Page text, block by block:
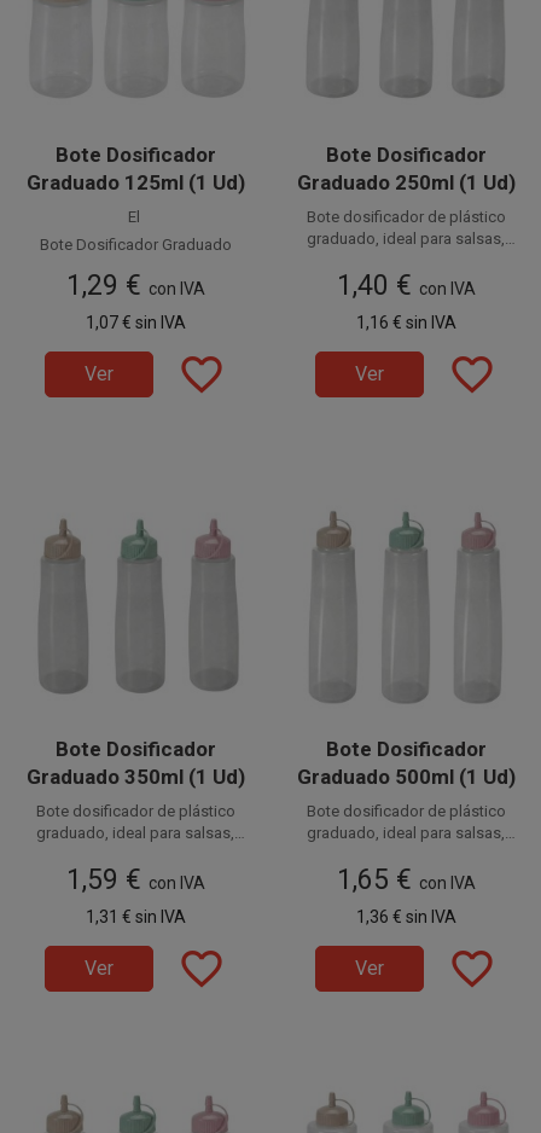
Bote Dosificador
Graduado 125ml (1 Ud)
El
Bote Dosificador Graduado
es el accesorio perfecto para
decorar platos y servir salsas
con precisión y elegancia.
1,29 € con IVA
1,07 € sin IVA
Ver favorite_border
Bote Dosificador
Graduado 250ml (1 Ud)
Bote dosificador de plástico
graduado, ideal para salsas,
.
capacidad de 250ml.
1,40 € con IVA
1,16 € sin IVA
Ver favorite_border
Bote Dosificador
Graduado 350ml (1 Ud)
Bote dosificador de plástico
graduado, ideal para salsas,
.
capacidad de 350ml.
1,59 € con IVA
1,31 € sin IVA
Ver favorite_border
Bote Dosificador
Graduado 500ml (1 Ud)
Bote dosificador de plástico
graduado, ideal para salsas,
.
capacidad de 500ml.
1,65 € con IVA
1,36 € sin IVA
Ver favorite_border